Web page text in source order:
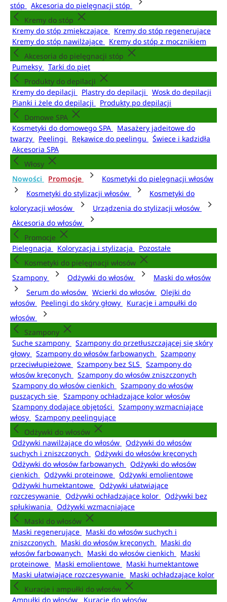
stóp
Akcesoria do pielęgnacji stóp
Kremy do stóp
Kremy do stóp zmiękczające
Kremy do stóp regenerujące
Kremy do stóp nawilżające
Kremy do stóp z mocznikiem
Akcesoria do pielęgnacji stóp
Pumeksy
Tarki do pięt
Produkty do depilacji
Kremy do depilacji
Plastry do depilacji
Wosk do depilacji
Pianki i żele do depilacji
Produkty po depilacji
Domowe SPA
Kosmetyki do domowego SPA
Masażery jadeitowe do
twarzy
Peelingi Rękawice do peelingu
Świece i kadzidła
Akcesoria SPA
Włosy
Nowości
Promocje
Kosmetyki do pielęgnacji włosów
Kosmetyki do stylizacji włosów
Kosmetyki do
koloryzacji włosów
Urządzenia do stylizacji włosów
Akcesoria do włosów
Promocje
Pielęgnacja
Koloryzacja i stylizacja
Pozostałe
Kosmetyki do pielęgnacji włosów
Szampony
Odżywki do włosów
Maski do włosów
Serum do włosów
Wcierki do włosów
Olejki do
włosów
Peelingi do skóry głowy
Kuracje i ampułki do
włosów
Szampony
Suche szampony
Szampony do przetłuszczającej się skóry
głowy
Szampony do włosów farbowanych
Szampony
przeciwłupieżowe
Szampony bez SLS
Szampony do
włosów kręconych
Szampony do włosów zniszczonych
Szampony do włosów cienkich
Szampony do włosów
puszących się
Szampony ochładzające kolor włosów
Szampony dodające objętości
Szampony wzmacniające
włosy
Szampony peelingujące
Odżywki do włosów
Odżywki nawilżające do włosów
Odżywki do włosów
suchych i zniszczonych
Odżywki do włosów kręconych
Odżywki do włosów farbowanych
Odżywki do włosów
cienkich
Odżywki proteinowe
Odżywki emolientowe
Odżywki humektantowe
Odżywki ułatwiające
rozczesywanie
Odżywki ochładzające kolor
Odżywki bez
spłukiwania
Odżywki wzmacniające
Maski do włosów
Maski regenerujące
Maski do włosów suchych i
zniszczonych
Maski do włosów kręconych
Maski do
włosów farbowanych
Maski do włosów cienkich
Maski
proteinowe
Maski emolientowe
Maski humektantowe
Maski ułatwiające rozczesywanie
Maski ochładzające kolor
Kuracje i ampułki do włosów
Ampułki do włosów
Kuracje do włosów